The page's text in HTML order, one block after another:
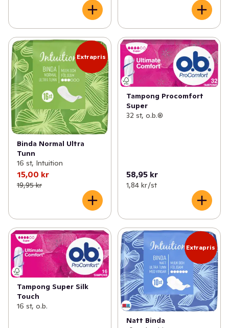
Extrapris
Binda Normal Ultra
Tunn
16 st, Intuition
15,00 kr
19,95 kr
Tampong Procomfort
Super
32 st, o.b.®
58,95 kr
1,84 kr /st
Tampong Super Silk
Touch
16 st, o.b.
Extrapris
Natt Binda